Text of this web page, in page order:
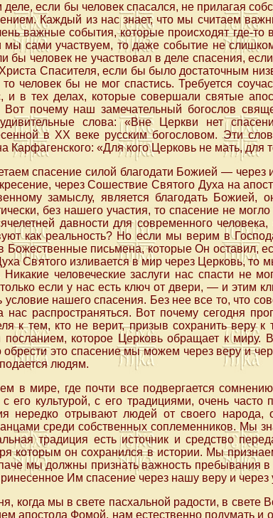
если бы человек спасался, не прилагая
Каждый из нас знает, что мы считаем
важные события, которые происходят где-то
мы сами участвуем, то даже событие не
бы человек не участвовал в деле спасения,
Спасителя, если бы было достаточным
то человек бы не мог спастись. Требуется
и в тех делах, которые совершали святые
Вот почему наш замечательный богослов
удивительные слова: «Вне Церкви нет
в XX веке русским богословом. Эти
Карфагенского: «Для кого Церковь не мать, для
спасение силой благодати Божией — через
через Сошествие Святого Духа на
замыслу, является благодать Божией,
без нашего участия, то спасение не
давности для современного
как реальность? Но если мы верим в
Божественные письмена, которые Он оставил,
Святого изливается в мир через Церковь, то
Никакие человеческие заслуги нас спасти не
если у нас есть ключ от двери, — и этим
условие нашего спасения. Без нее все то, что
нас распространяться. Вот почему сегодня
к тем, кто не верит, призыв сохранить веру
которое Церковь обращает к
обрести это спасение мы можем через веру и
людям.
в мире, где почти все подвергается
с его культурой, с его традициями, очень
нередко отрывают людей от своего народа,
среди собственных соплеменников. Мы
традиция есть источник и средство
которым он сохранился в истории. Мы
мы должны признать важность пребывания в
Им спасение через нашу веру и через
когда мы в свете пасхальной радости, в
апостола Фомой, нам естественно подумать и